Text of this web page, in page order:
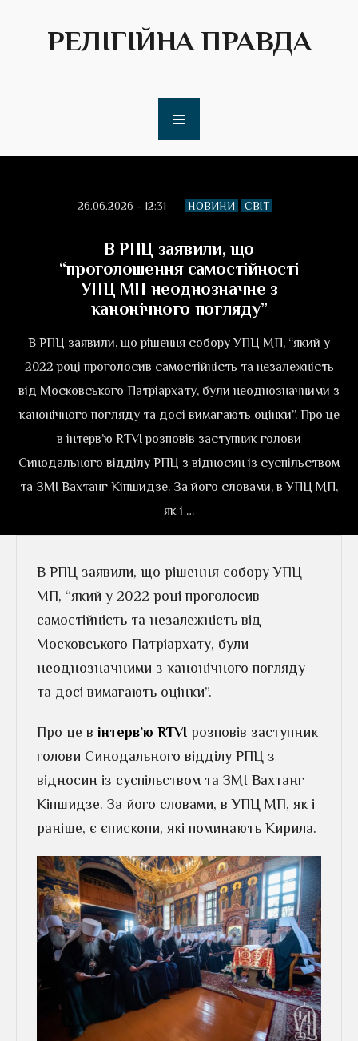
РЕЛІГІЙНА ПРАВДА
26.06.2026 - 12:31 НОВИНИ СВІТ
В РПЦ заявили, що
“проголошення самостійності
УПЦ МП неоднозначне з
канонічного погляду”
В РПЦ заявили, що рішення собору УПЦ МП, “який у
2022 році проголосив самостійність та незалежність
від Московського Патріархату, були неоднозначними з
канонічного погляду та досі вимагають оцінки”. Про це
в інтерв’ю RTVI розповів заступник голови
Синодального відділу РПЦ з відносин із суспільством
та ЗМІ Вахтанг Кіпшидзе. За його словами, в УПЦ МП,
як і …
В РПЦ заявили, що рішення собору УПЦ
МП, “який у 2022 році проголосив
самостійність та незалежність від
Московського Патріархату, були
неоднозначними з канонічного погляду
та досі вимагають оцінки”.
Про це в інтерв’ю RTVI розповів заступник
голови Синодального відділу РПЦ з
відносин із суспільством та ЗМІ Вахтанг
Кіпшидзе. За його словами, в УПЦ МП, як і
раніше, є єпископи, які поминають Кирила.